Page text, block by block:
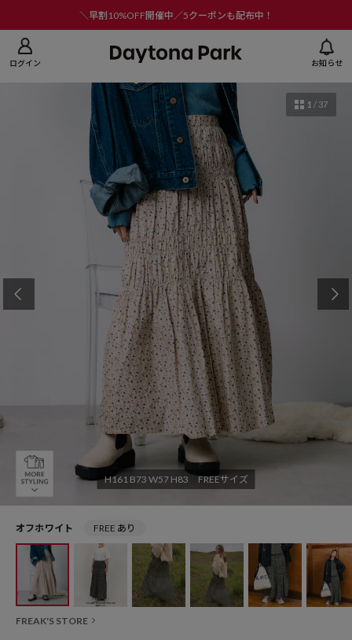
＼早割10%OFF開催中／5クーポンも配布中！
ログイン お知らせ
H161 B73 W57 H83 FREEサイズ
1 / 37
オフホワイト FREE あり
FREAK'S STORE